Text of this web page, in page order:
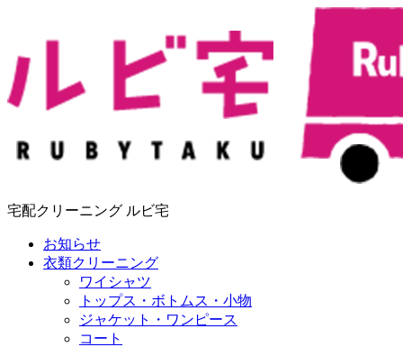
宅配クリーニング ルビ宅
お知らせ
衣類クリーニング
ワイシャツ
トップス・ボトムス・小物
ジャケット・ワンピース
コート